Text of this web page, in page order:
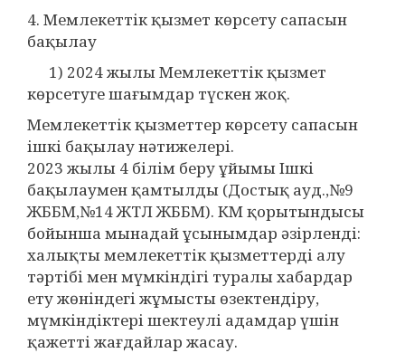
4. Мемлекеттік қызмет көрсету сапасын
бақылау
1) 2024 жылы Мемлекеттік қызмет
көрсетуге шағымдар түскен жоқ.
Мемлекеттік қызметтер көрсету сапасын
ішкі бақылау нәтижелері.
2023 жылы 4 білім беру ұйымы Ішкі
бақылаумен қамтылды (Достық ауд.,№9
ЖББМ,№14 ЖТЛ ЖББМ). КМ қорытындысы
бойынша мынадай ұсынымдар әзірленді:
халықты мемлекеттік қызметтерді алу
тәртібі мен мүмкіндігі туралы хабардар
ету жөніндегі жұмысты өзектендіру,
мүмкіндіктері шектеулі адамдар үшін
қажетті жағдайлар жасау.